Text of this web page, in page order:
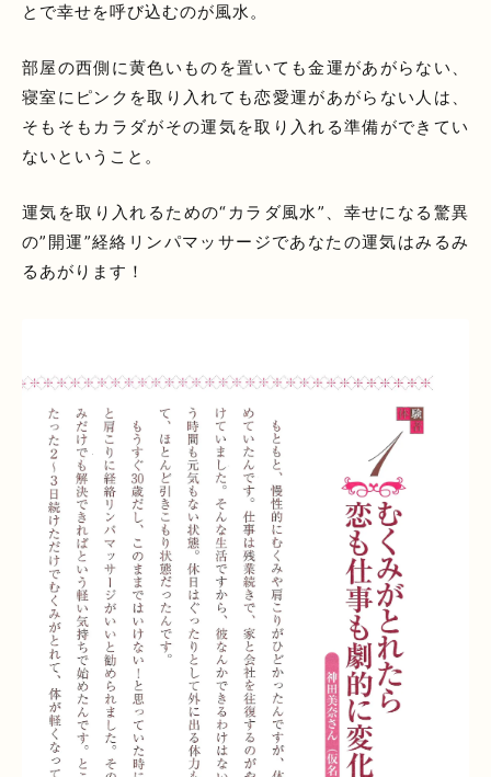
とで幸せを呼び込むのが風水。
部屋の西側に黄色いものを置いても金運があがらない、
寝室にピンクを取り入れても恋愛運があがらない人は、
そもそもカラダがその運気を取り入れる準備ができてい
ないということ。
運気を取り入れるための“カラダ風水”、幸せになる驚異
の”開運”経絡リンパマッサージであなたの運気はみるみ
るあがります！